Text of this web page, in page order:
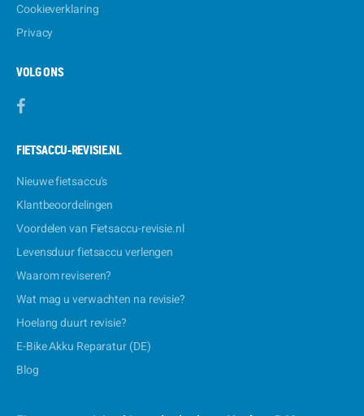
Cookieverklaring
Privacy
VOLG ONS
FIETSACCU-REVISIE.NL
Nieuwe fietsaccu's
Klantbeoordelingen
Voordelen van Fietsaccu-revisie.nl
Levensduur fietsaccu verlengen
Waarom reviseren?
Wat mag u verwachten na revisie?
Hoelang duurt revisie?
E-Bike Akku Reparatur (DE)
Blog